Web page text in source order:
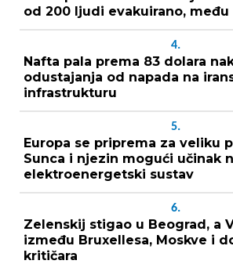
od 200 ljudi evakuirano,
4.
Nafta pala prema 83 dolara
odustajanja od napada na
infrastrukturu
5.
Europa se priprema za veliku
Sunca i njezin mogući učinak
elektroenergetski sustav
6.
Zelenskij stigao u Beograd, a
između Bruxellesa, Moskve i
kritičara